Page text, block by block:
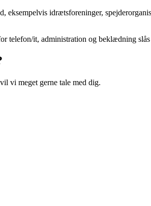
eksempelvis idrætsforeninger,
telefon/it, administration og beklædning
vi meget gerne tale med dig.